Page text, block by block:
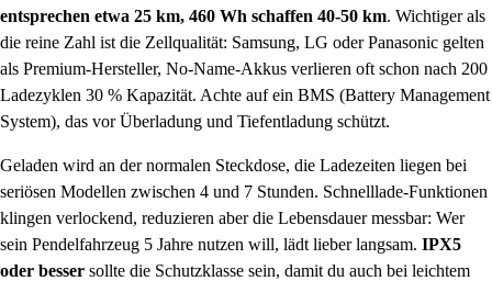
entsprechen etwa 25 km, 460 Wh schaffen 40-50 km. Wichtiger als
die reine Zahl ist die Zellqualität: Samsung, LG oder Panasonic gelten
als Premium-Hersteller, No-Name-Akkus verlieren oft schon nach 200
Ladezyklen 30 % Kapazität. Achte auf ein BMS (Battery Management
System), das vor Überladung und Tiefentladung schützt.
Geladen wird an der normalen Steckdose, die Ladezeiten liegen bei
seriösen Modellen zwischen 4 und 7 Stunden. Schnelllade-Funktionen
klingen verlockend, reduzieren aber die Lebensdauer messbar: Wer
sein Pendelfahrzeug 5 Jahre nutzen will, lädt lieber langsam. IPX5
oder besser sollte die Schutzklasse sein, damit du auch bei leichtem